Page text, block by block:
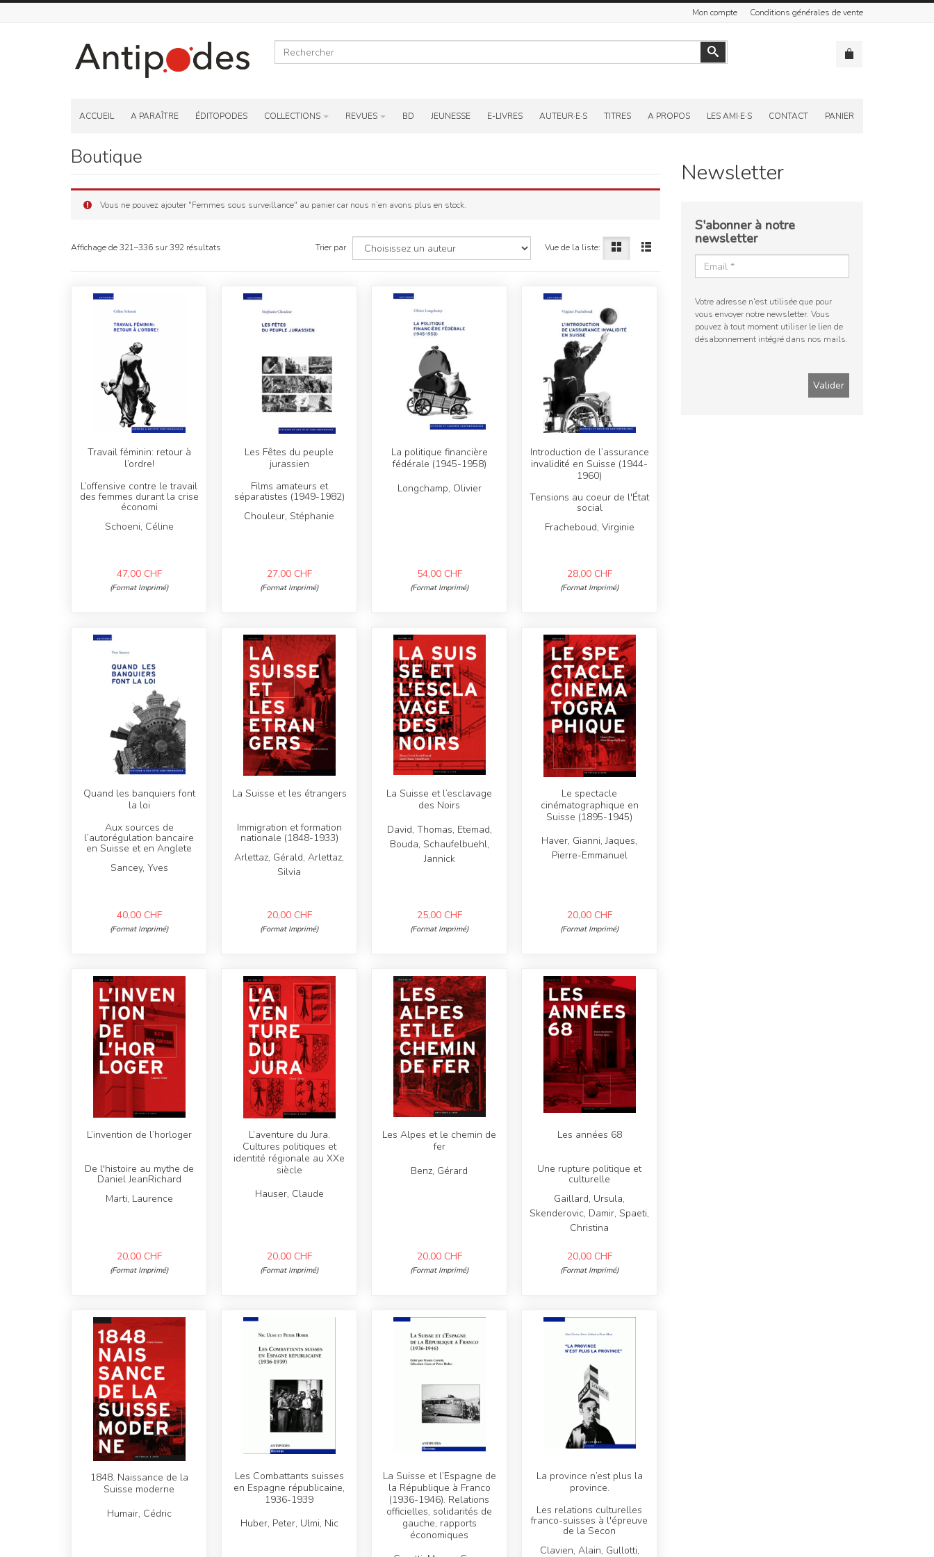
Mon compte Conditions générales de vente
ACCUEIL A PARAÎTRE ÉDITOPODES COLLECTIONS REVUES BD JEUNESSE E-LIVRES AUTEUR·E·S TITRES A PROPOS LES AMI·E·S CONTACT PANIER
Boutique
Vous ne pouvez ajouter "Femmes sous surveillance" au panier car nous n’en avons plus en stock.
Affichage de 321–336 sur 392 résultats Trier par Vue de la liste:
Travail féminin: retour à
l’ordre!
L’offensive contre le travail
des femmes durant la crise
économi
Schoeni, Céline
47,00 CHF
(Format Imprimé)
Les Fêtes du peuple
jurassien
Films amateurs et
séparatistes (1949-1982)
Chouleur, Stéphanie
27,00 CHF
(Format Imprimé)
La politique financière
fédérale (1945-1958)
Longchamp, Olivier
54,00 CHF
(Format Imprimé)
Introduction de l’assurance
invalidité en Suisse (1944-
1960)
Tensions au coeur de l'État
social
Fracheboud, Virginie
28,00 CHF
(Format Imprimé)
Quand les banquiers font
la loi
Aux sources de
l’autorégulation bancaire
en Suisse et en Anglete
Sancey, Yves
40,00 CHF
(Format Imprimé)
La Suisse et les étrangers
Immigration et formation
nationale (1848-1933)
Arlettaz, Gérald, Arlettaz,
Silvia
20,00 CHF
(Format Imprimé)
La Suisse et l’esclavage
des Noirs
David, Thomas, Etemad,
Bouda, Schaufelbuehl,
Jannick
25,00 CHF
(Format Imprimé)
Le spectacle
cinématographique en
Suisse (1895-1945)
Haver, Gianni, Jaques,
Pierre-Emmanuel
20,00 CHF
(Format Imprimé)
L’invention de l’horloger
De l'histoire au mythe de
Daniel JeanRichard
Marti, Laurence
20,00 CHF
(Format Imprimé)
L’aventure du Jura.
Cultures politiques et
identité régionale au XXe
siècle
Hauser, Claude
20,00 CHF
(Format Imprimé)
Les Alpes et le chemin de
fer
Benz, Gérard
20,00 CHF
(Format Imprimé)
Les années 68
Une rupture politique et
culturelle
Gaillard, Ursula,
Skenderovic, Damir, Spaeti,
Christina
20,00 CHF
(Format Imprimé)
1848. Naissance de la
Suisse moderne
Humair, Cédric
Les Combattants suisses
en Espagne républicaine,
1936-1939
Huber, Peter, Ulmi, Nic
La Suisse et l’Espagne de
la République à Franco
(1936-1946). Relations
officielles, solidarités de
gauche, rapports
économiques
La province n’est plus la
province.
Les relations culturelles
franco-suisses à l'épreuve
de la Secon
Clavien, Alain, Gullotti,
Newsletter
S'abonner à notre
newsletter
Votre adresse n'est utilisée que pour
vous envoyer notre newsletter. Vous
pouvez à tout moment utiliser le lien de
désabonnement intégré dans nos mails.